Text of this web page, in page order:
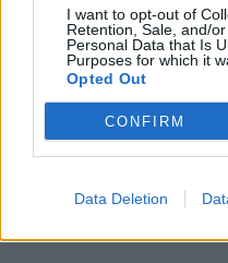
I want to opt-out of
Retention, Sale, and/
Personal Data that Is
Purposes for which it
Opted Out
CONFIRM
Data Deletion